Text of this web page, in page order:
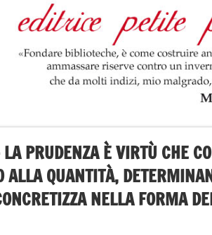
PRUDENZA È VIRTÙ CHE
ALLA QUANTITÀ,
NELLA FORMA